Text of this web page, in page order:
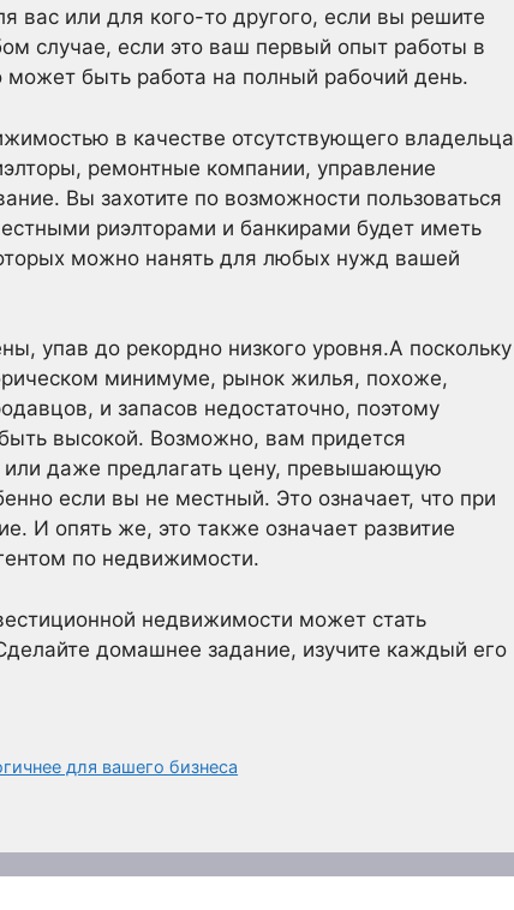
вас или для кого-то другого, если вы решите
случае, если это ваш первый опыт работы в
может быть работа на полный рабочий день.
в качестве отсутствующего владельца
ремонтные компании, управление
Вы захотите по возможности пользоваться
риэлторами и банкирами будет иметь
можно нанять для любых нужд вашей
упав до рекордно низкого уровня.А поскольку
минимуме, рынок жилья, похоже,
и запасов недостаточно, поэтому
высокой. Возможно, вам придется
или даже предлагать цену, превышающую
если вы не местный. Это означает, что при
И опять же, это также означает развитие
по недвижимости.
недвижимости может стать
домашнее задание, изучите каждый его
для вашего бизнеса